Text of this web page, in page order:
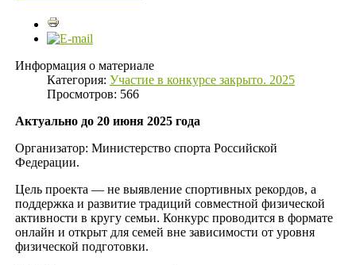
Информация о материале
Категория: Участие в конкурсе закрыто. 2025
Просмотров: 566
Актуально до 20 июня 2025 года
Организатор: Министерство спорта Российской
Федерации.
Цель проекта — не выявление спортивных рекордов, а
поддержка и развитие традиций совместной физической
активности в кругу семьи. Конкурс проводится в формате
онлайн и открыт для семей вне зависимости от уровня
физической подготовки.